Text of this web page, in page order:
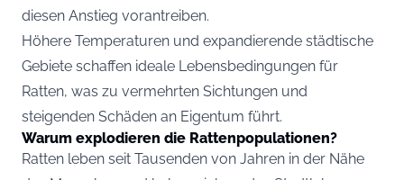
diesen Anstieg vorantreiben.
Höhere Temperaturen und expandierende städtische
Gebiete schaffen ideale Lebensbedingungen für
Ratten, was zu vermehrten Sichtungen und
steigenden Schäden an Eigentum führt.
Warum explodieren die Rattenpopulationen?
Ratten leben seit Tausenden von Jahren in der Nähe